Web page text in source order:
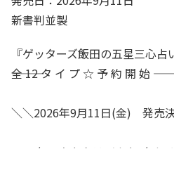
新書判並製
『ゲッターズ飯田の五星三心占
―――全 12 タ イ プ ☆ 予 約 開 始 ―――
＼＼2026年9月11日(金) 発売
2027年、あなたはどんな1年に？